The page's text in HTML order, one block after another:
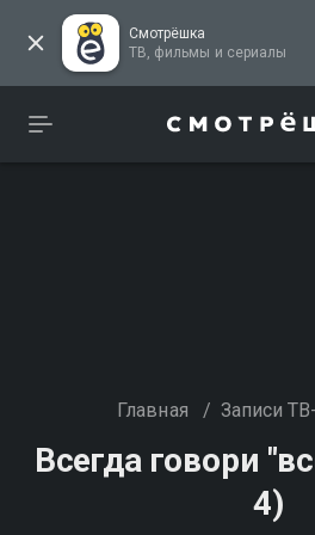
Смотрёшка
ТВ, фильмы и сериалы
Главная / Записи
Всегда говори
4)